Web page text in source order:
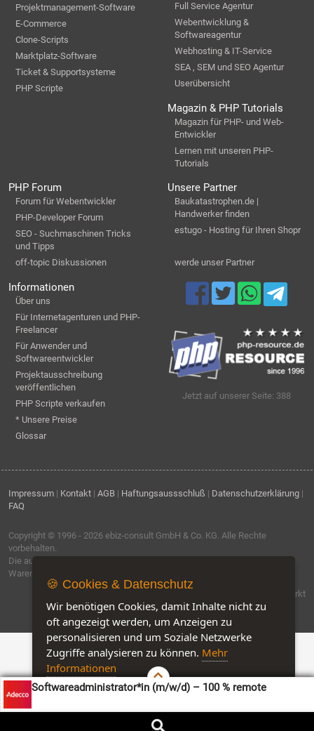
Softwareadministrator*in (m/w/d) – 100 % remote
Projektmanagement-Software
E-Commerce
Clone-Scripts
Marktplatz-Software
Ticket & Supportsysteme
PHP Scripte
Full Service Agentur
Webentwicklung &
Softwareagentur
Webhosting & IT-Service
SEA , SEM und SEO Agentur
Userübersicht
Magazin & PHP Tutorials
Magazin für PHP- und Web-
Entwickler
Lernen mit unseren PHP-
Tutorials
PHP Forum
Forum für Webentwickler
PHP-Developer Forum
SEO - Suchmaschinen Tricks
und Tipps
off-topic Diskussionen
Unsere Partner
Baukatastrophen.de |
Handwerker finden
estugo - Hosting für Ihren Shopr
werde unser Partner
Informationen
Über uns
Für Internetagenturen und PHP-
Freelancer
Für Anwender und
Softwareentwickler
Projektausschreibung
veröffentlichen
PHP Scripte verkaufen
* Unsere Preise
Glossar
Jetzt auf unserer Seite: 388
Impressum | Kontakt | AGB | Haftungsaussschluß | Datenschutzerklärung |
FAQ
Copyright © 1996 - 2026 ebiz-consult GmbH & Co. KG. Alle Rechte
vorbehalten.
Die auf dieser Seite verwendeten Produktbezeichnungen, Namen und
Warenzeichen sind Eigentum der jeweiligen Firmen.
Software by IQ-Markt
🍪 Cookies & Datenschutz
Wir benötigen Cookies, damit Inhalte nicht zu
oft angezeigt werden, um Anzeigen zu
personalisieren und um Soziale Netzwerke
Zugriffe analysieren zu können. Mehr
Informationen
Akzeptieren